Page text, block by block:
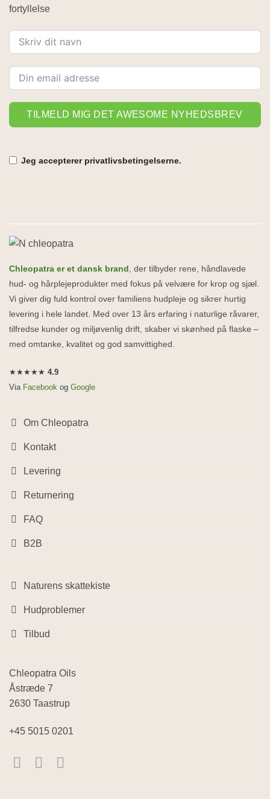
fortyllelse
TILMELD MIG DET AWESOME NYHEDSBREV
Jeg accepterer privatlivsbetingelserne.
Chleopatra er et dansk brand , der tilbyder rene, håndlavede
hud- og hårplejeprodukter med fokus på velvære for krop og sjæl.
Vi giver dig fuld kontrol over familiens hudpleje og sikrer hurtig
levering i hele landet. Med over 13 års erfaring i naturlige råvarer,
tilfredse kunder og miljøvenlig drift, skaber vi skønhed på flaske –
med omtanke, kvalitet og god samvittighed.
★★★★★ 4.9
Via Facebook og Google
Om Chleopatra
Kontakt
Levering
Returnering
FAQ
B2B
Naturens skattekiste
Hudproblemer
Tilbud
Chleopatra Oils
Åstræde 7
2630 Taastrup
+45 5015 0201